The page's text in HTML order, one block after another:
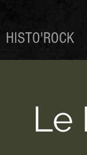
HISTO'ROCK
Le